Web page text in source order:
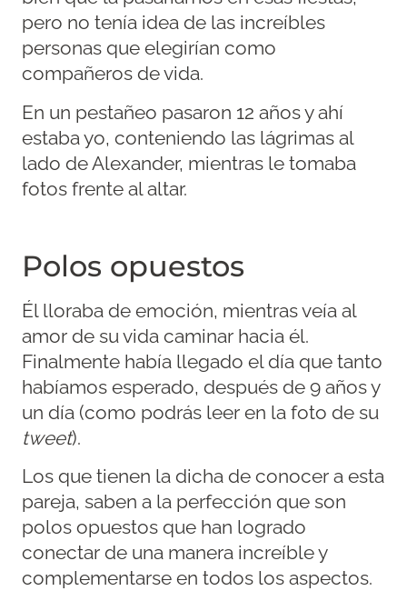
pero no tenía idea de las increíbles
personas que elegirían como
compañeros de vida.
En un pestañeo pasaron 12 años y ahí
estaba yo, conteniendo las lágrimas al
lado de Alexander, mientras le tomaba
fotos frente al altar.
Polos opuestos
Él lloraba de emoción, mientras veía al
amor de su vida caminar hacia él.
Finalmente había llegado el día que tanto
habíamos esperado, después de 9 años y
un día (como podrás leer en la foto de su
tweet).
Los que tienen la dicha de conocer a esta
pareja, saben a la perfección que son
polos opuestos que han logrado
conectar de una manera increíble y
complementarse en todos los aspectos.